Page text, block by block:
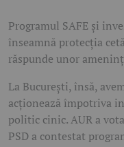
Programul SAFE și
înseamnă protecția
răspunde unor
La București, însă,
acționează împotriva
politic cinic. AUR a
PSD a contestat